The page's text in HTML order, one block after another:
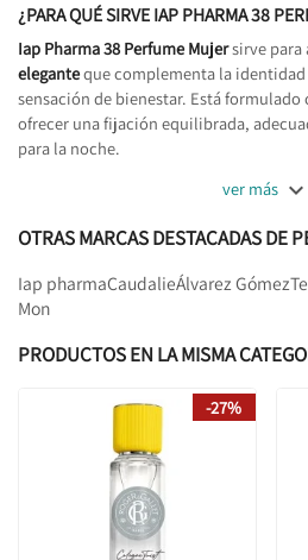
¿PARA QUÉ SIRVE IAP PHARMA 38
Iap Pharma 38 Perfume Mujersirve para
eleganteque complementa la
sensación de bienestar. Está formulado
ofrecer una fijación equilibrada,
para la noche.
ver más 
OTRAS MARCAS DESTACADAS DE
Iap pharmaCaudalieÁlvarez Gómez
Mon
PRODUCTOS EN LA MISMA
-27%